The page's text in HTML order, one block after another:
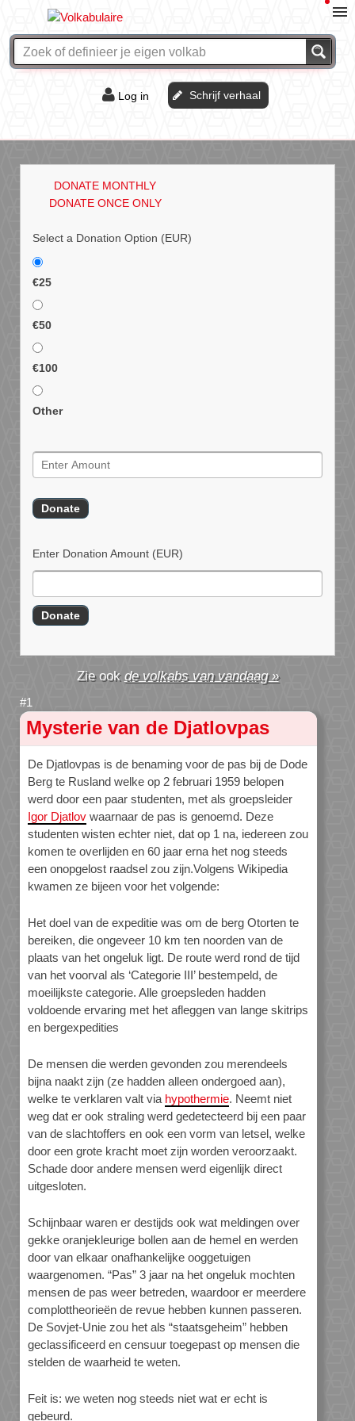
Log in Schrijf verhaal
DONATE MONTHLY
DONATE ONCE ONLY
Select a Donation Option (EUR)
€25
€50
€100
Other
Enter Donation Amount (EUR)
de volkabs van vandaag »
Mysterie van de Djatlovpas
De Djatlovpas is de benaming voor de pas bij de Dode
Berg te Rusland welke op 2 februari 1959 belopen
werd door een paar studenten, met als groepsleider
Igor Djatlov waarnaar de pas is genoemd. Deze
studenten wisten echter niet, dat op 1 na, iedereen zou
komen te overlijden en 60 jaar erna het nog steeds
een onopgelost raadsel zou zijn.Volgens Wikipedia
kwamen ze bijeen voor het volgende:
Het doel van de expeditie was om de berg Otorten te
bereiken, die ongeveer 10 km ten noorden van de
plaats van het ongeluk ligt. De route werd rond de tijd
van het voorval als ‘Categorie III’ bestempeld, de
moeilijkste categorie. Alle groepsleden hadden
voldoende ervaring met het afleggen van lange skitrips
en bergexpedities
De mensen die werden gevonden zou merendeels
bijna naakt zijn (ze hadden alleen ondergoed aan),
welke te verklaren valt via hypothermie. Neemt niet
weg dat er ook straling werd gedetecteerd bij een paar
van de slachtoffers en ook een vorm van letsel, welke
door een grote kracht moet zijn worden veroorzaakt.
Schade door andere mensen werd eigenlijk direct
uitgesloten.
Schijnbaar waren er destijds ook wat meldingen over
gekke oranjekleurige bollen aan de hemel en werden
door van elkaar onafhankelijke ooggetuigen
waargenomen. “Pas” 3 jaar na het ongeluk mochten
mensen de pas weer betreden, waardoor er meerdere
complottheorieën de revue hebben kunnen passeren.
De Sovjet-Unie zou het als “staatsgeheim” hebben
geclassificeerd en censuur toegepast op mensen die
stelden de waarheid te weten.
Feit is: we weten nog steeds niet wat er echt is
gebeurd.